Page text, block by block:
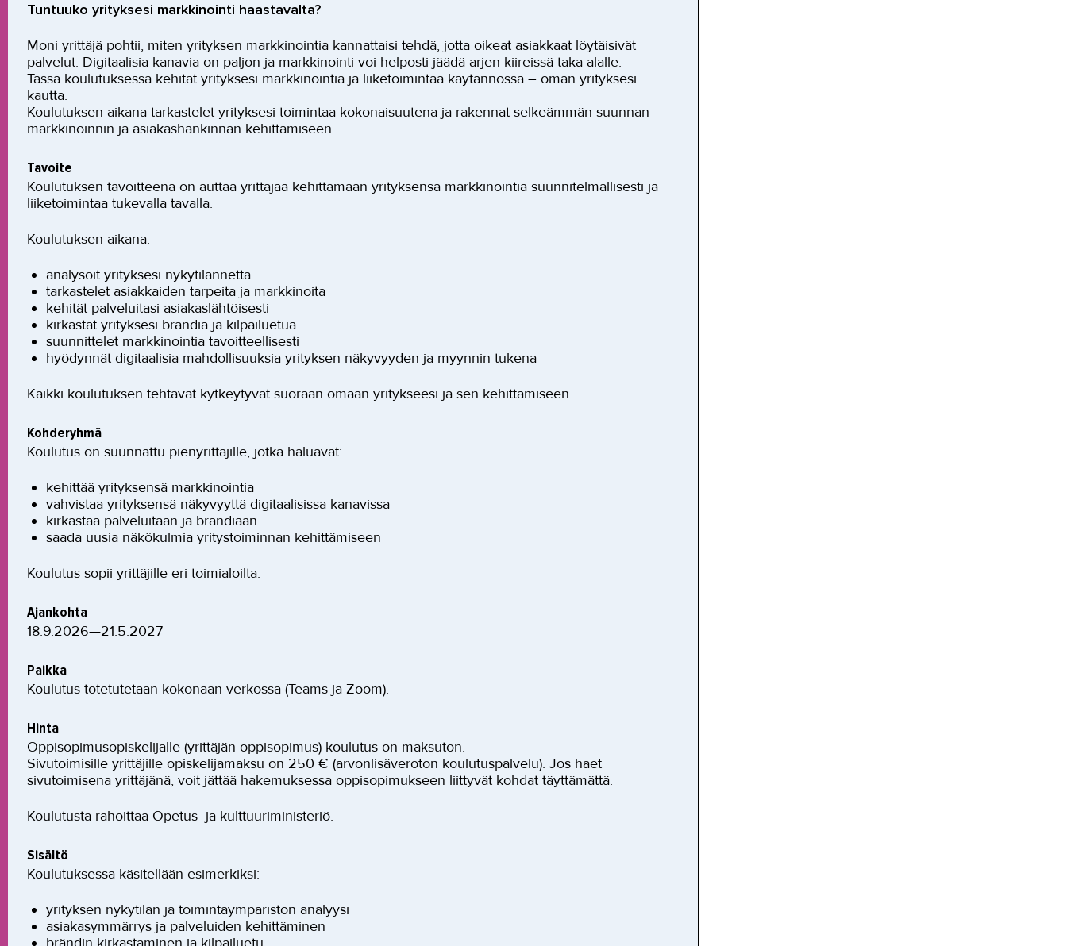
Tuntuuko yrityksesi markkinointi haastavalta?
Moni yrittäjä pohtii, miten yrityksen markkinointia kannattaisi tehdä, jotta oikeat asiakkaat löytäisivät
palvelut. Digitaalisia kanavia on paljon ja markkinointi voi helposti jäädä arjen kiireissä taka-alalle.
Tässä koulutuksessa kehität yrityksesi markkinointia ja liiketoimintaa käytännössä – oman yrityksesi
kautta.
Koulutuksen aikana tarkastelet yrityksesi toimintaa kokonaisuutena ja rakennat selkeämmän suunnan
markkinoinnin ja asiakashankinnan kehittämiseen.
Tavoite
Koulutuksen tavoitteena on auttaa yrittäjää kehittämään yrityksensä markkinointia suunnitelmallisesti ja
liiketoimintaa tukevalla tavalla.
Koulutuksen aikana:
analysoit yrityksesi nykytilannetta
tarkastelet asiakkaiden tarpeita ja markkinoita
kehität palveluitasi asiakaslähtöisesti
kirkastat yrityksesi brändiä ja kilpailuetua
suunnittelet markkinointia tavoitteellisesti
hyödynnät digitaalisia mahdollisuuksia yrityksen näkyvyyden ja myynnin tukena
Kaikki koulutuksen tehtävät kytkeytyvät suoraan omaan yritykseesi ja sen kehittämiseen.
Kohderyhmä
Koulutus on suunnattu pienyrittäjille, jotka haluavat:
kehittää yrityksensä markkinointia
vahvistaa yrityksensä näkyvyyttä digitaalisissa kanavissa
kirkastaa palveluitaan ja brändiään
saada uusia näkökulmia yritystoiminnan kehittämiseen
Koulutus sopii yrittäjille eri toimialoilta.
Ajankohta
18.9.2026—21.5.2027
Paikka
Koulutus totetutetaan kokonaan verkossa (Teams ja Zoom).
Hinta
Oppisopimusopiskelijalle (yrittäjän oppisopimus) koulutus on maksuton.
Sivutoimisille yrittäjille opiskelijamaksu on 250 € (arvonlisäveroton koulutuspalvelu). Jos haet
sivutoimisena yrittäjänä, voit jättää hakemuksessa oppisopimukseen liittyvät kohdat täyttämättä.
Koulutusta rahoittaa Opetus- ja kulttuuriministeriö.
Sisältö
Koulutuksessa käsitellään esimerkiksi:
yrityksen nykytilan ja toimintaympäristön analyysi
asiakasymmärrys ja palveluiden kehittäminen